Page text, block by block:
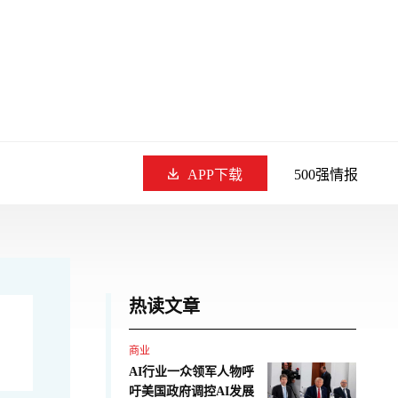
APP下载 500强情报
热读文章
商业
AI行业一众领军人物呼
吁美国政府调控AI发展